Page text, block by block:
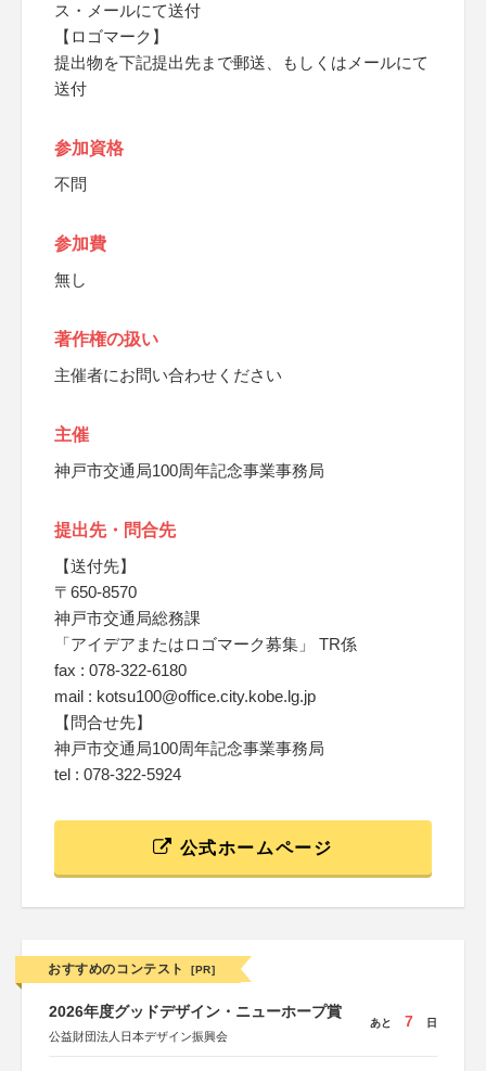
ス・メールにて送付
【ロゴマーク】
提出物を下記提出先まで郵送、もしくはメールにて
送付
参加資格
不問
参加費
無し
著作権の扱い
主催者にお問い合わせください
主催
神戸市交通局100周年記念事業事務局
提出先・問合先
【送付先】
〒650-8570
神戸市交通局総務課
「アイデアまたはロゴマーク募集」 TR係
fax : 078-322-6180
mail : kotsu100@office.city.kobe.lg.jp
【問合せ先】
神戸市交通局100周年記念事業事務局
tel : 078-322-5924
公式ホームページ
おすすめのコンテスト [PR]
2026年度グッドデザイン・ニューホープ賞
公益財団法人日本デザイン振興会
あと 7 日